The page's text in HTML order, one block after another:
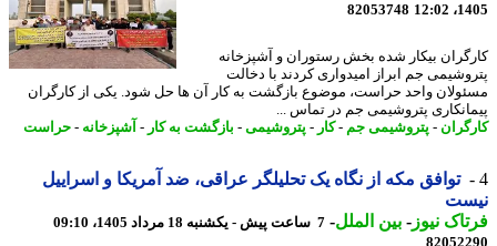
82053748
بیکار شده بخش رستوران و آشپزخانه
جم ابراز امیدواری کردند با دخالت
واحد حراست، موضوع بازگشت به کار آن ها حل شود. یکی از کارگران
پتروشیمی جم در تماس ...
- پتروشیمی جم-کار -پتروشیمی-بازگشت به کار-آشپزخانه -حراست
توافق مکه از نگاه یک تحلیلگر عراقی، ضد آمریکا و اسراییل
نیوز-بین الملل-7 ساعت پیش - یکشنبه 18 مرداد 1405، 09:10